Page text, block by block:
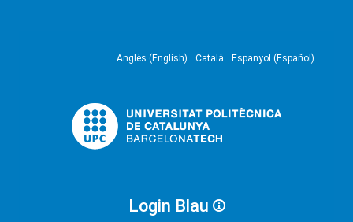
Anglès (English) Català Espanyol (Español)
Login Blau